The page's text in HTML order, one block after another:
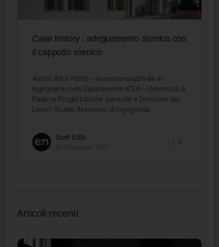
Case history : adeguamento sismico con
il cappotto sismico
Autori: Alice Polito – laureata magistrale in
ingegneria civile Dipartimento ICEA – Università di
Padova Progettazione generale e Direzione dei
Lavori: Studio Associato di Ingegneria…
Staff ESN
0
Articoli recenti